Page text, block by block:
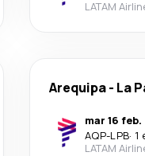
LATAM
Arequipa- La
mar 16 feb.
AQP-LPB· 1
LATAM